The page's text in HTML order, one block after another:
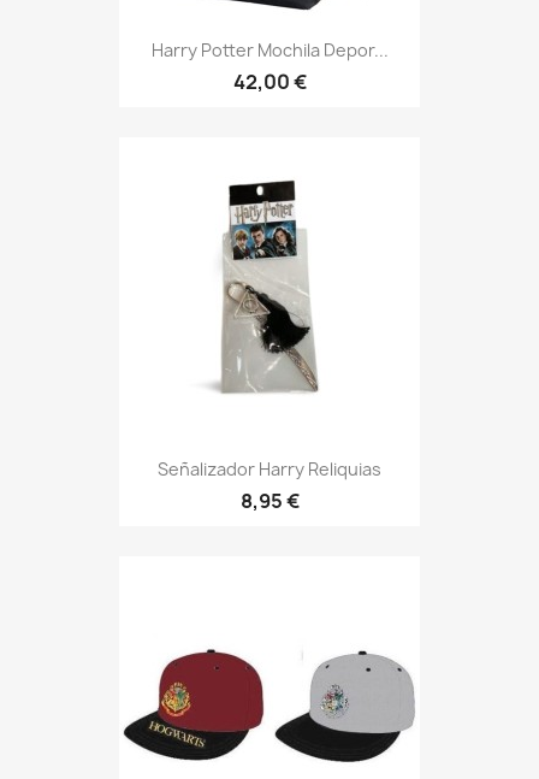
Harry Potter Mochila Depor...
42,00 €
Señalizador Harry Reliquias
8,95 €